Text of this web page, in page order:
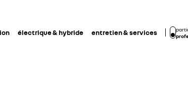
électrique & hybride entretien & services